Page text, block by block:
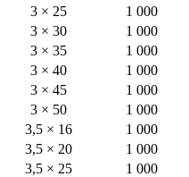
3 × 25
1 000
3 × 30
1 000
3 × 35
1 000
3 × 40
1 000
3 × 45
1 000
3 × 50
1 000
3,5 × 16
1 000
3,5 × 20
1 000
3,5 × 25
1 000